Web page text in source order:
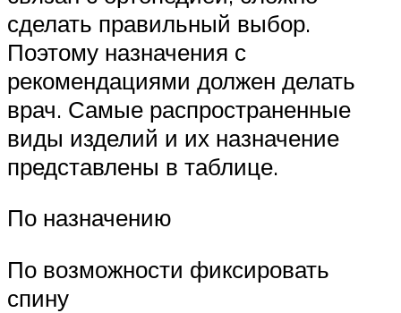
сделать правильный выбор.
Поэтому назначения с
рекомендациями должен делать
врач. Самые распространенные
виды изделий и их назначение
представлены в таблице.
По назначению
По возможности фиксировать
спину